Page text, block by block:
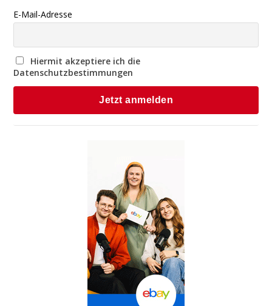
E-Mail-Adresse
Hiermit akzeptiere ich die
Datenschutzbestimmungen